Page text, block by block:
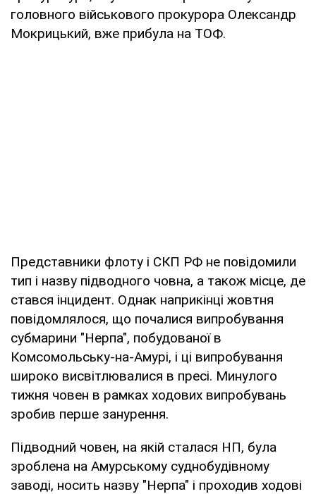
головного військового прокурора Олександр
Мокрицький, вже прибула на ТОФ.
Представники флоту і СКП РФ не повідомили
тип і назву підводного човна, а також місце, де
стався інцидент. Однак наприкінці жовтня
повідомлялося, що почалися випробування
субмарини "Нерпа", побудованої в
Комсомольську-на-Амурі, і ці випробування
широко висвітлювалися в пресі. Минулого
тижня човен в рамках ходових випробувань
зробив перше занурення.
Підводний човен, на якій сталася НП, була
зроблена на Амурському суднобудівному
заводі, носить назву "Нерпа" і проходив ходові